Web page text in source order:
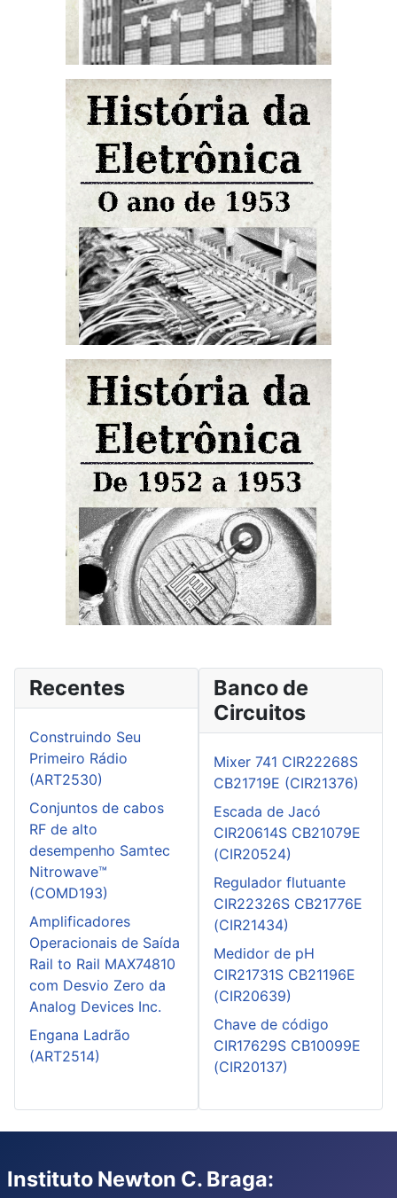
Recentes
Construindo Seu
Primeiro Rádio
(ART2530)
Conjuntos de cabos
RF de alto
desempenho Samtec
Nitrowave™
(COMD193)
Amplificadores
Operacionais de Saída
Rail to Rail MAX74810
com Desvio Zero da
Analog Devices Inc.
Engana Ladrão
(ART2514)
Banco de
Circuitos
Mixer 741 CIR22268S
CB21719E (CIR21376)
Escada de Jacó
CIR20614S CB21079E
(CIR20524)
Regulador flutuante
CIR22326S CB21776E
(CIR21434)
Medidor de pH
CIR21731S CB21196E
(CIR20639)
Chave de código
CIR17629S CB10099E
(CIR20137)
Instituto Newton C. Braga: